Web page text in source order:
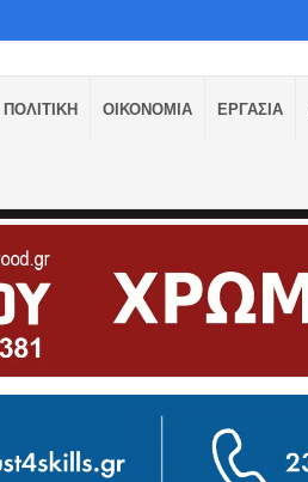
ΠΟΛΙΤΙΚΗ ΟΙΚΟΝΟΜΙΑ ΕΡΓΑΣΙΑ